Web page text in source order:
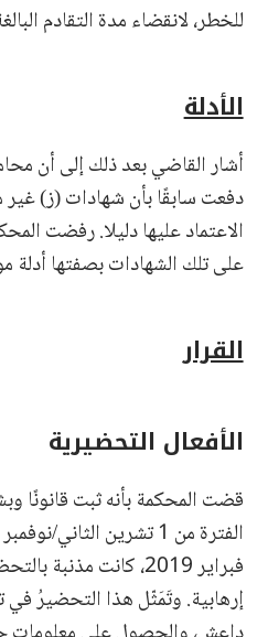
للخطر، لانقضاء مدة التقادم
الأدلة
أشار القاضي بعد ذلك إلى أن
دفعت سابقًا بأن شهادات (ز) غير
الاعتماد عليها دليلا. رفضت
على تلك الشهادات بصفتها أدلة
القرار
الأفعال التحضيرية
قضت المحكمة بأنه ثبت قانونًا
فبراير 2019، كانت
إرهابية. وتَمَثّل هذا التحضيرُ في